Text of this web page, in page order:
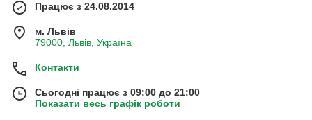
Працює з 24.08.2014
м. Львів
79000, Львів, Україна
Контакти
Сьогодні працює з 09:00 до 21:00
Показати весь графік роботи